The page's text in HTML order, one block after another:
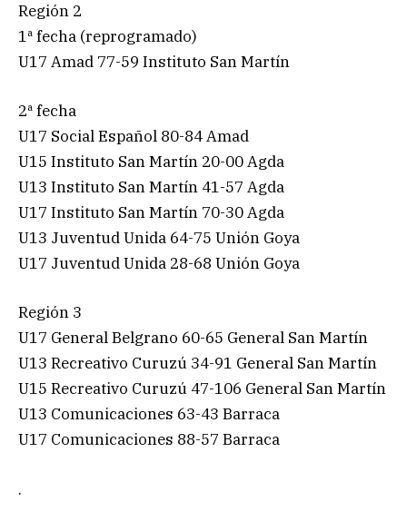
Región 2
1ª fecha (reprogramado)
U17 Amad 77-59 Instituto San Martín
2ª fecha
U17 Social Español 80-84 Amad
U15 Instituto San Martín 20-00 Agda
U13 Instituto San Martín 41-57 Agda
U17 Instituto San Martín 70-30 Agda
U13 Juventud Unida 64-75 Unión Goya
U17 Juventud Unida 28-68 Unión Goya
Región 3
U17 General Belgrano 60-65 General San Martín
U13 Recreativo Curuzú 34-91 General San Martín
U15 Recreativo Curuzú 47-106 General San Martín
U13 Comunicaciones 63-43 Barraca
U17 Comunicaciones 88-57 Barraca
.